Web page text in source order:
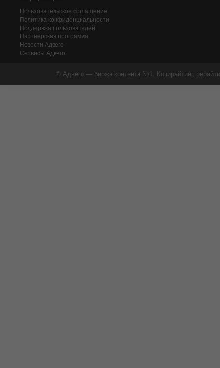
Пользовательское соглашение
Политика конфиденциальности
Поддержка пользователей
Партнерская программа
Новости Адвего
Сервисы Адвего
© Адвего — биржа контента №1. Копирайтинг,